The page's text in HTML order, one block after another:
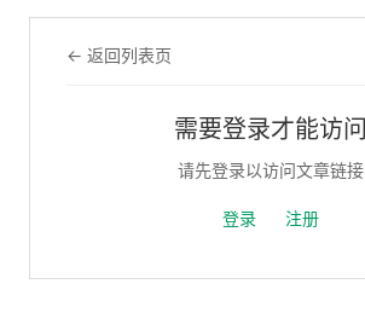
← 返回列表页
需要登录才能访问
请先登录以访问文章链接
登录 注册